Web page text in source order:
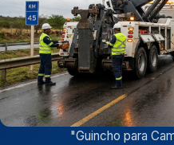
"Guincho para